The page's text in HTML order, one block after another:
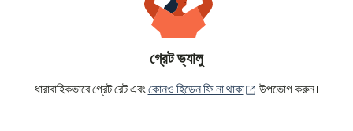
গ্রেট ভ্যালু
ধারাবাহিকভাবে গ্রেট রেট এবংকোনও হিডেন ফি না থাকা (নতুন উইন্ডোতে খুলবে)
উপভোগ করুন।